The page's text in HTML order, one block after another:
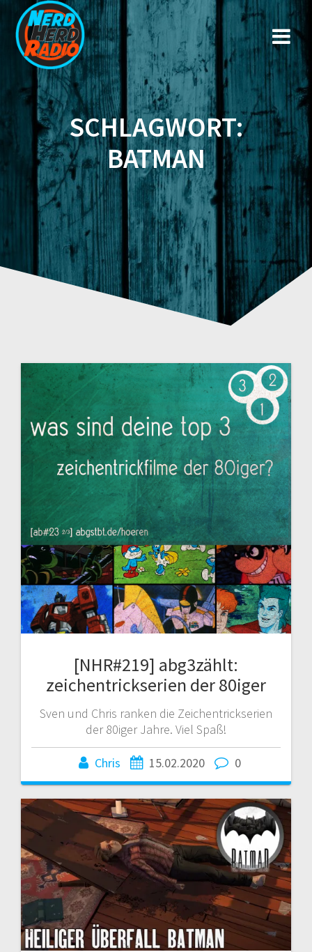
Zum
Inhalt
springen
SCHLAGWORT:
BATMAN
[NHR#219] abg3zählt:
zeichentrickserien der 80iger
Sven und Chris ranken die Zeichentrickserien
der 80iger Jahre. Viel Spaß!
Chris 15.02.2020 0